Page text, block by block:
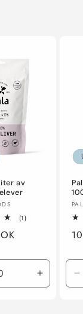
av
(1)1
Øk
antallet